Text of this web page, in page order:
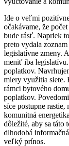
Ide o veľmi
očakávame, že
bude rásť. Napriek
preto vydala
legislatívne zmeny.
meniť iba
poplatkov.
miery využitia siete.
rámci bytového
poplatkov.
síce postupne
komunitná
dôležité, aby sa táto
dlhodobá
veľký prínos.